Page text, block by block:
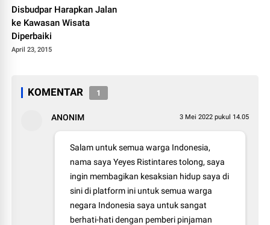
Disbudpar Harapkan Jalan
ke Kawasan Wisata
Diperbaiki
April 23, 2015
KOMENTAR 1
ANONIM 3 Mei 2022 pukul 14.05
Salam untuk semua warga Indonesia,
nama saya Yeyes Ristintares tolong, saya
ingin membagikan kesaksian hidup saya di
sini di platform ini untuk semua warga
negara Indonesia saya untuk sangat
berhati-hati dengan pemberi pinjaman